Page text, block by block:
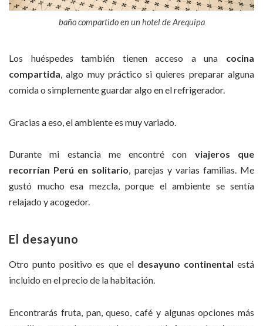
baño compartido en un hotel de Arequipa
Los huéspedes también tienen acceso a una cocina
compartida, algo muy práctico si quieres preparar alguna
comida o simplemente guardar algo en el refrigerador.
Gracias a eso, el ambiente es muy variado.
Durante mi estancia me encontré con viajeros que
recorrían Perú en solitario, parejas y varias familias. Me
gustó mucho esa mezcla, porque el ambiente se sentía
relajado y acogedor.
El desayuno
Otro punto positivo es que el desayuno continental está
incluido en el precio de la habitación.
Encontrarás fruta, pan, queso, café y algunas opciones más